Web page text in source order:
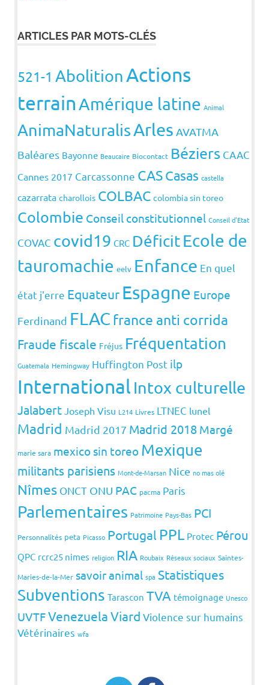
ARTICLES PAR MOTS-CLÉS
521-1 AbolitionActions
terrainAmérique latine Animal
AnimaNaturalisArles AVATMA
Baléares Bayonne Beaucaire Biocontact Béziers CAAC
Cannes 2017 Carcassonne CASCasas castella
cazarrata charollois COLBAC colombia sin toreo
Colombie Conseil constitutionnel Conseil d'Etat
COVAC covid19 CRC DéficitEcole de
tauromachie eelv Enfance En quel
état j'erre Equateur Espagne Europe
Ferdinand FLAC france anti corrida
Fraude fiscale Fréjus Fréquentation
Guatemala Hemingway Huffington Post ilp
International Intox culturelle
Jalabert Joseph Visu L214 Livres LTNEC lunel
Madrid Madrid 2017 Madrid 2018 Margé
marie sara mexico sin toreo Mexique
militants parisiens Mont-de-Marsan Nice no mas olé
Nîmes ONCT ONU PAC pacma Paris
Parlementaires Patrimoine Pays-Bas PCI
Personnalités peta Picasso Portugal PPL Protec Pérou
QPC rcrc25 nimes religion RIA Roubaix Réseaux sociaux Saintes-
Maries-de-la-Mer savoir animal spa Statistiques
Subventions Tarascon TVA témoignage Unesco
UVTFVenezuelaViard Violence sur humains
Vétérinaires wfa